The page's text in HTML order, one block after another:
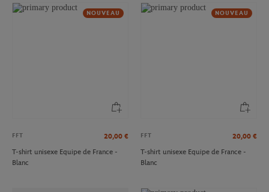
NOUVEAU
FFT 20,00 €
T-shirt unisexe Equipe de France -
Blanc
NOUVEAU
FFT 20,00 €
T-shirt unisexe Equipe de France -
Blanc